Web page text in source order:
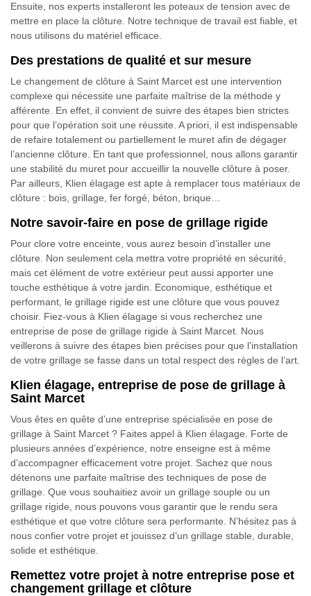
Ensuite, nos experts installeront les poteaux de tension avec de
mettre en place la clôture. Notre technique de travail est fiable, et
nous utilisons du matériel efficace.
Des prestations de qualité et sur mesure
Le changement de clôture à Saint Marcet est une intervention
complexe qui nécessite une parfaite maîtrise de la méthode y
afférente. En effet, il convient de suivre des étapes bien strictes
pour que l’opération soit une réussite. A priori, il est indispensable
de refaire totalement ou partiellement le muret afin de dégager
l’ancienne clôture. En tant que professionnel, nous allons garantir
une stabilité du muret pour accueillir la nouvelle clôture à poser.
Par ailleurs, Klien élagage est apte à remplacer tous matériaux de
clôture : bois, grillage, fer forgé, béton, brique…
Notre savoir-faire en pose de grillage rigide
Pour clore votre enceinte, vous aurez besoin d’installer une
clôture. Non seulement cela mettra votre propriété en sécurité,
mais cet élément de votre extérieur peut aussi apporter une
touche esthétique à votre jardin. Economique, esthétique et
performant, le grillage rigide est une clôture que vous pouvez
choisir. Fiez-vous à Klien élagage si vous recherchez une
entreprise de pose de grillage rigide à Saint Marcet. Nous
veillerons à suivre des étapes bien précises pour que l’installation
de votre grillage se fasse dans un total respect des règles de l’art.
Klien élagage, entreprise de pose de grillage à
Saint Marcet
Vous êtes en quête d’une entreprise spécialisée en pose de
grillage à Saint Marcet ? Faites appel à Klien élagage. Forte de
plusieurs années d’expérience, notre enseigne est à même
d’accompagner efficacement votre projet. Sachez que nous
détenons une parfaite maîtrise des techniques de pose de
grillage. Que vous souhaitiez avoir un grillage souple ou un
grillage rigide, nous pouvons vous garantir que le rendu sera
esthétique et que votre clôture sera performante. N’hésitez pas à
nous confier votre projet et jouissez d’un grillage stable, durable,
solide et esthétique.
Remettez votre projet à notre entreprise pose et
changement grillage et clôture